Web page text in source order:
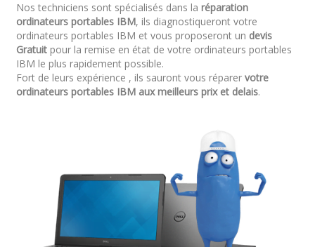
Nos techniciens sont spécialisés dans la réparation
ordinateurs portables IBM, ils diagnostiqueront votre
ordinateurs portables IBM et vous proposeront un devis
Gratuitpour la remise en état de votre ordinateurs portables
IBM le plus rapidement possible.
Fort de leurs expérience , ils sauront vous réparer votre
ordinateurs portables IBM aux meilleurs prix et delais.